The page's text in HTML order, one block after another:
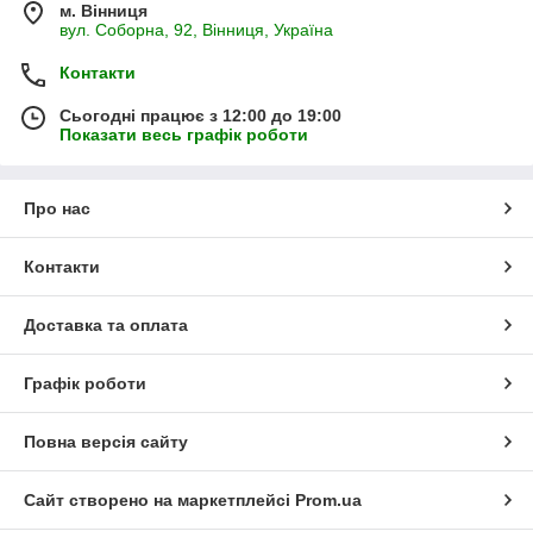
м. Вінниця
вул. Соборна, 92, Вінниця, Україна
Контакти
Сьогодні працює з 12:00 до 19:00
Показати весь графік роботи
Про нас
Контакти
Доставка та оплата
Графік роботи
Повна версія сайту
Сайт створено на маркетплейсі Prom.ua